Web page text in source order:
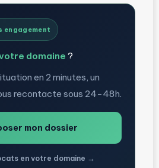
domaine ?
en 2 minutes, un
recontacte sous 24-48h.
mon dossier
en votre domaine →